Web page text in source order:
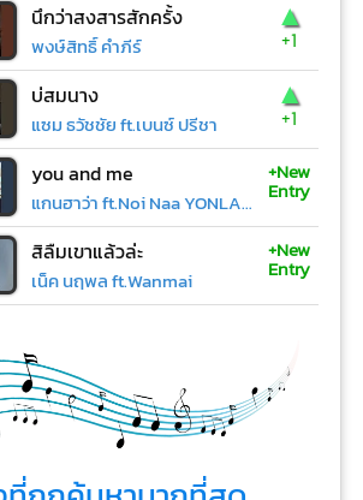
นึกว่าสงสารสักครั้ง
พงษ์สิทธิ์ คำภีร์
▲
+1
บ่สมนาง
แซม ธวัชชัย ft.เบนซ์ ปรีชา
▲
+1
you and me
แกนฮาว่า ft.Noi Naa YONLAPA
+New
Entry
สิลืมเขาแล้วล่ะ
เน็ค นฤพล ft.Wanmai
+New
Entry